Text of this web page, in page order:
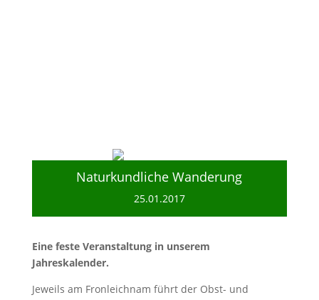
Naturkundliche Wanderung
25.01.2017
Eine feste Veranstaltung in unserem
Jahreskalender.
Jeweils am Fronleichnam führt der Obst- und